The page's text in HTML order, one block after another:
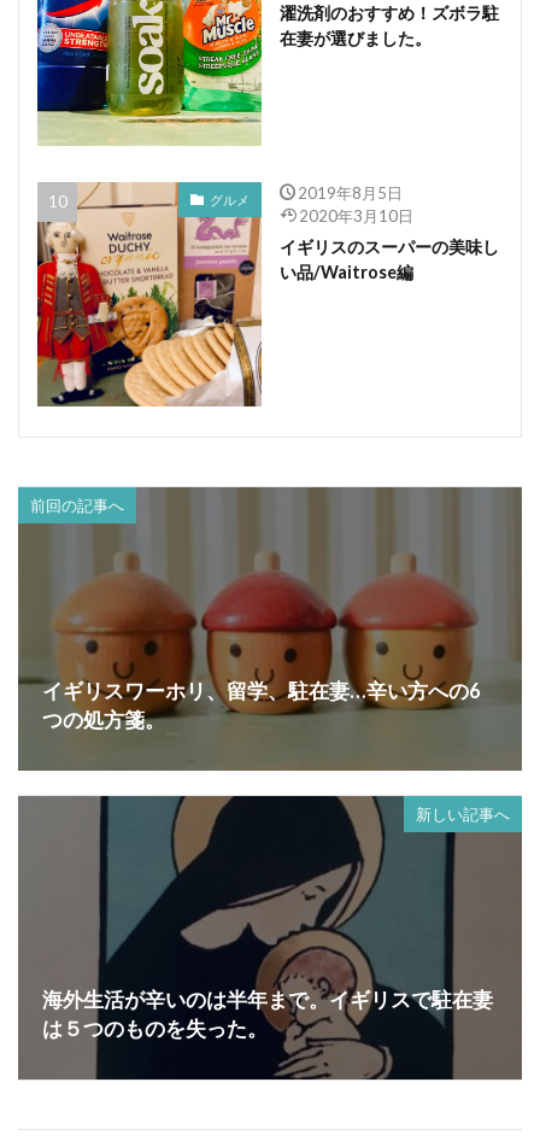
濯洗剤のおすすめ！ズボラ駐
在妻が選びました。
グルメ
2019年8月5日
2020年3月10日
イギリスのスーパーの美味し
い品/Waitrose編
前回の記事へ
イギリスワーホリ、留学、駐在妻…辛い方への6
つの処方箋。
新しい記事へ
海外生活が辛いのは半年まで。イギリスで駐在妻
は５つのものを失った。